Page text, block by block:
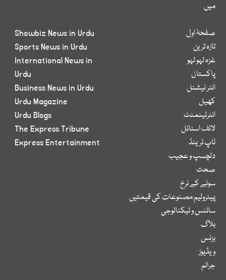
میں
صفحۂ اول
تازہ ترین
غزہ لہو لہو
پاکستان
انٹر نیشنل
کھیل
انٹرٹینمنٹ
لائف اسٹائل
ٹاپ ٹرینڈ
دلچسپ و عجیب
صحت
سونے کے نرخ
پیٹرولیم مصنوعات کی قیمتیں
سائنس و ٹیکنالوجی
بلاگ
بزنس
ویڈیوز
جرائم
Showbiz News in Urdu
Sports News in Urdu
International News in
Urdu
Business News in Urdu
Urdu Magazine
Urdu Blogs
The Express Tribune
Express Entertainment